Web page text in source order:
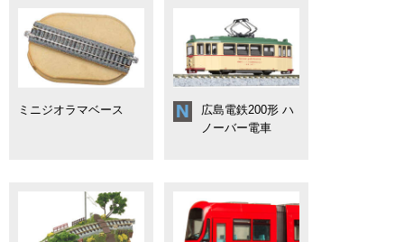
ミニジオラマベース
広島電鉄200形 ハ
ノーバー電車